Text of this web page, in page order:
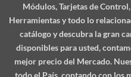
Módulos, Tarjetas de
Herramientas y todo lo
catálogo y descubra la gran
disponibles para usted,
mejor precio del Mercado.
todo el País, contando con los